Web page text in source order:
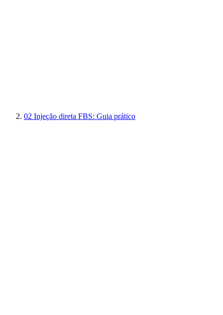
02 Injeção direta FBS: Guia prático